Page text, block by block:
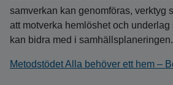
samverkan kan genomföras, verktyg
att motverka hemlöshet och
kan bidra med i samhällsplaneringen.
Metodstödet Alla behöver ett hem –